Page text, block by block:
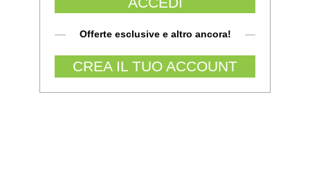
Offerte esclusive e altro ancora!
CREA IL TUO ACCOUNT